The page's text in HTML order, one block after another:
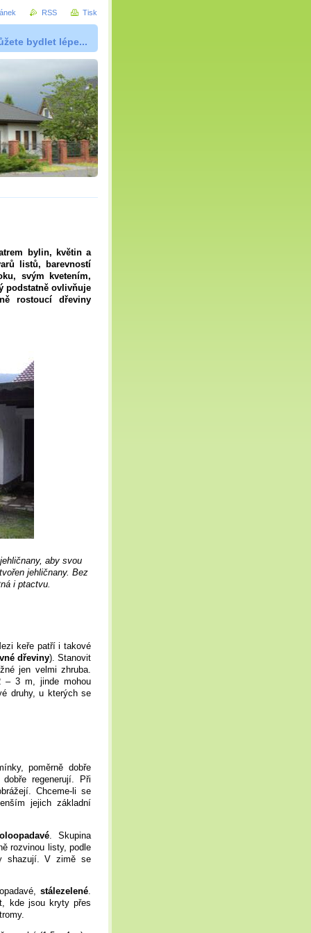
bydlet lépe...
bylin, květin a
listů, barevností
svým kvetením,
podstatně ovlivňuje
rostoucí dřeviny
aby svou
jehličnany. Bez
i ptactvu.
keře patří i takové
dřeviny). Stanovit
jen velmi zhruba.
– 3 m, jinde mohou
druhy, u kterých se
poměrně dobře
regenerují. Při
Chceme-li se
jejich základní
. Skupina
rozvinou listy, podle
shazují. V zimě se
stálezelené.
kde jsou kryty přes
RSS Tisk